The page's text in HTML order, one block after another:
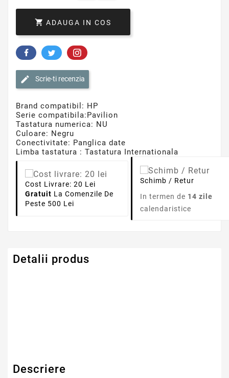
 ADAUGA IN COS
Scrie-ti recenzia
Brand compatibil: HP
Serie compatibila:Pavilion
Tastatura numerica: NU
Culoare: Negru
Conectivitate: Panglica date
Limba tastatura : Tastatura Internationala
Cost Livrare: 20 Lei
Gratuit La Comenzile De
Peste 500 Lei
Schimb / Retur
In termen de 14 zile
calendaristice
Detalii produs
Descriere